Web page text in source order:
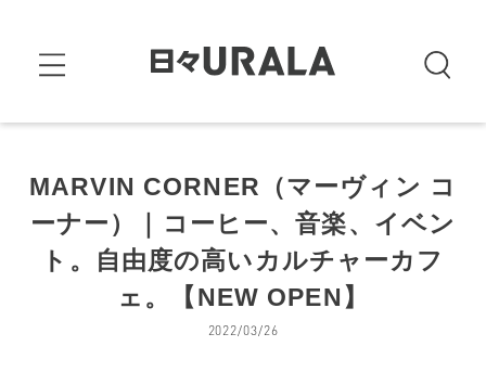
MARVIN CORNER（マーヴィン コ
ーナー）｜コーヒー、音楽、イベン
ト。自由度の高いカルチャーカフ
ェ。【NEW OPEN】
2022/03/26